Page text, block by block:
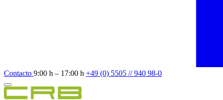
Contacto 9:00 h – 17:00 h +49 (0) 5505 // 940 98-0